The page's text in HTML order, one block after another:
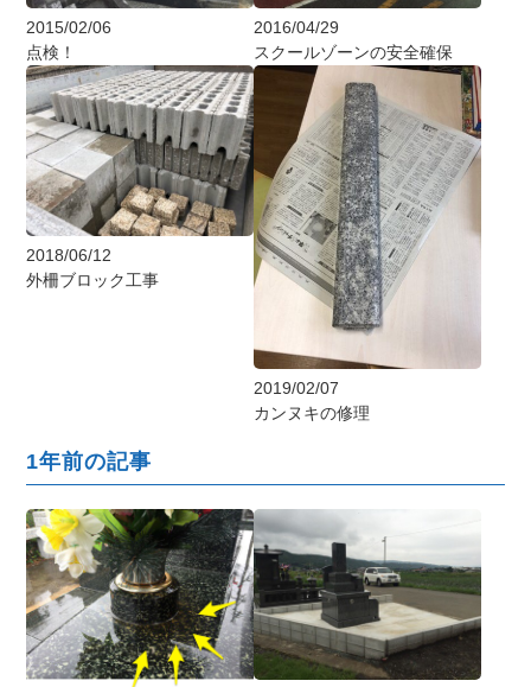
2015/02/06
点検！
2016/04/29
スクールゾーンの安全確保
2018/06/12
外柵ブロック工事
2019/02/07
カンヌキの修理
1年前の記事